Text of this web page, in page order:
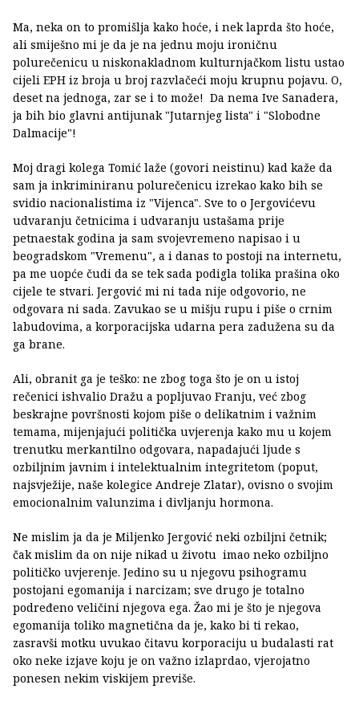
Ma, neka on to promišlja kako hoće, i nek laprda što hoće,
ali smiješno mi je da je na jednu moju ironičnu
polurečenicu u niskonakladnom kulturnjačkom listu ustao
cijeli EPH iz broja u broj razvlačeći moju krupnu pojavu. O,
deset na jednoga, zar se i to može! Da nema Ive Sanadera,
ja bih bio glavni antijunak "Jutarnjeg lista" i "Slobodne
Dalmacije"!
Moj dragi kolega Tomić laže (govori neistinu) kad kaže da
sam ja inkriminiranu polurečenicu izrekao kako bih se
svidio nacionalistima iz "Vijenca". Sve to o Jergovićevu
udvaranju četnicima i udvaranju ustašama prije
petnaestak godina ja sam svojevremeno napisao i u
beogradskom "Vremenu", a i danas to postoji na internetu,
pa me uopće čudi da se tek sada podigla tolika prašina oko
cijele te stvari. Jergović mi ni tada nije odgovorio, ne
odgovara ni sada. Zavukao se u mišju rupu i piše o crnim
labudovima, a korporacijska udarna pera zadužena su da
ga brane.
Ali, obranit ga je teško: ne zbog toga što je on u istoj
rečenici ishvalio Dražu a popljuvao Franju, već zbog
beskrajne površnosti kojom piše o delikatnim i važnim
temama, mijenjajući politička uvjerenja kako mu u kojem
trenutku merkantilno odgovara, napadajući ljude s
ozbiljnim javnim i intelektualnim integritetom (poput,
najsvježije, naše kolegice Andreje Zlatar), ovisno o svojim
emocionalnim valunzima i divljanju hormona.
Ne mislim ja da je Miljenko Jergović neki ozbiljni četnik;
čak mislim da on nije nikad u životu imao neko ozbiljno
političko uvjerenje. Jedino su u njegovu psihogramu
postojani egomanija i narcizam; sve drugo je totalno
podređeno veličini njegova ega. Žao mi je što je njegova
egomanija toliko magnetična da je, kako bi ti rekao,
zasravši motku uvukao čitavu korporaciju u budalasti rat
oko neke izjave koju je on važno izlaprdao, vjerojatno
ponesen nekim viskijem previše.